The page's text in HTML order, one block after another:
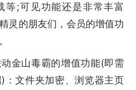
等;可见功能还是非常丰富
灵的朋友们，会员的增值功
金山毒霸的增值功能(即需
：文件夹加密、浏览器主页